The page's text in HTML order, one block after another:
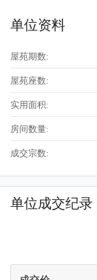
单位资料
屋苑期数:
屋苑座数:
实用面积:
房间数量:
成交宗数:
单位成交纪录